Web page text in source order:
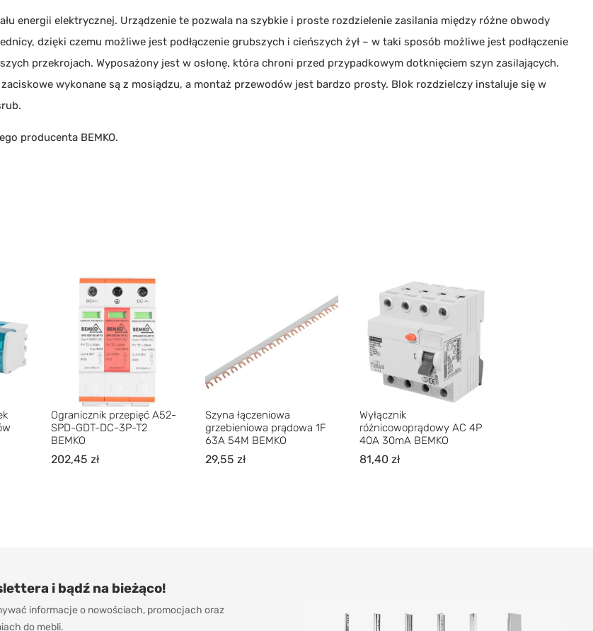
energii elektrycznej. Urządzenie te pozwala na szybkie i proste rozdzielenie zasilania między różne obwody
dzięki czemu możliwe jest podłączenie grubszych i cieńszych żył – w taki sposób możliwe jest podłączenie
przekrojach. Wyposażony jest w osłonę, która chroni przed przypadkowym dotknięciem szyn zasilających.
wykonane są z mosiądzu, a montaż przewodów jest bardzo prosty. Blok rozdzielczy instaluje się w
producenta BEMKO.
Ogranicznik przepięć A52-
SPD-GDT-DC-3P-T2
BEMKO
202,45 zł
Szyna łączeniowa
grzebieniowa prądowa 1F
63A 54M BEMKO
29,55 zł
Wyłącznik
różnicowoprądowy AC 4P
40A 30mA BEMKO
81,40 zł
i bądź na bieżąco!
informacje o nowościach, promocjach oraz
do mebli.